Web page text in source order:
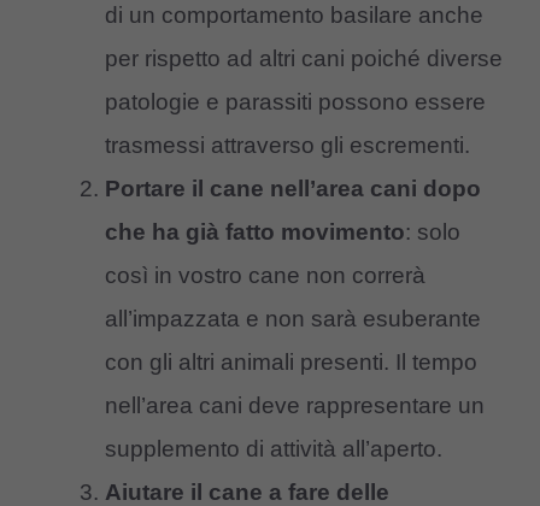
di un comportamento basilare anche
per rispetto ad altri cani poiché diverse
patologie e parassiti possono essere
trasmessi attraverso gli escrementi.
Portare il cane nell’area cani dopo
che ha già fatto movimento: solo
così in vostro cane non correrà
all’impazzata e non sarà esuberante
con gli altri animali presenti. Il tempo
nell’area cani deve rappresentare un
supplemento di attività all’aperto.
Aiutare il cane a fare delle